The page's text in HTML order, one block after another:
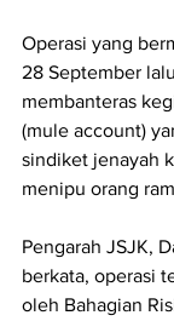
Operasi yang
28 September
membanteras
(mule account)
sindiket jenayah
menipu orang
Pengarah JSJK,
berkata, operasi
oleh Bahagian